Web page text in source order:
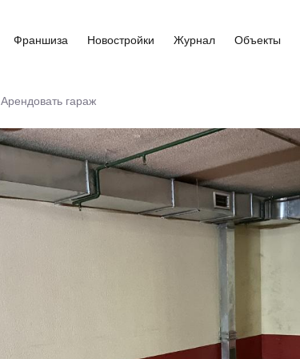
Франшиза Новостройки Журнал Объекты
Арендовать гараж